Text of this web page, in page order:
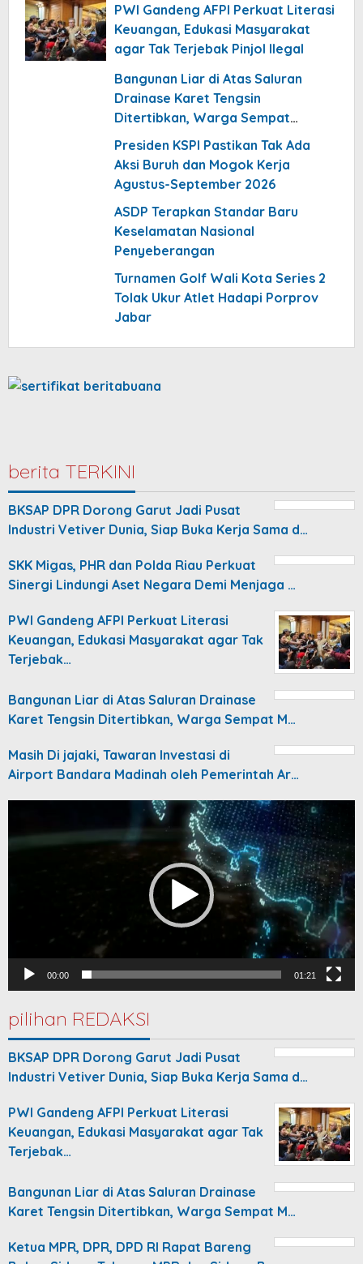
PWI Gandeng AFPI Perkuat Literasi
Keuangan, Edukasi Masyarakat
agar Tak Terjebak Pinjol Ilegal
Bangunan Liar di Atas Saluran
Drainase Karet Tengsin
Ditertibkan, Warga Sempat
Menolak
Presiden KSPI Pastikan Tak Ada
Aksi Buruh dan Mogok Kerja
Agustus-September 2026
ASDP Terapkan Standar Baru
Keselamatan Nasional
Penyeberangan
Turnamen Golf Wali Kota Series 2
Tolak Ukur Atlet Hadapi Porprov
Jabar
berita TERKINI
BKSAP DPR Dorong Garut Jadi Pusat
Industri Vetiver Dunia, Siap Buka Kerja Sama d…
SKK Migas, PHR dan Polda Riau Perkuat
Sinergi Lindungi Aset Negara Demi Menjaga …
PWI Gandeng AFPI Perkuat Literasi
Keuangan, Edukasi Masyarakat agar Tak
Terjebak…
Bangunan Liar di Atas Saluran Drainase
Karet Tengsin Ditertibkan, Warga Sempat M…
Masih Di jajaki, Tawaran Investasi di
Airport Bandara Madinah oleh Pemerintah Ar…
00:00 01:21
pilihan REDAKSI
BKSAP DPR Dorong Garut Jadi Pusat
Industri Vetiver Dunia, Siap Buka Kerja Sama d…
PWI Gandeng AFPI Perkuat Literasi
Keuangan, Edukasi Masyarakat agar Tak
Terjebak…
Bangunan Liar di Atas Saluran Drainase
Karet Tengsin Ditertibkan, Warga Sempat M…
Ketua MPR, DPR, DPD RI Rapat Bareng